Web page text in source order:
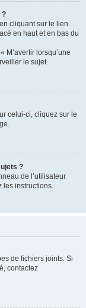
?
cliquant sur le lien
en haut et en bas du
M’avertir lorsqu’une
le sujet.
celui-ci, cliquez sur le
?
de l’utilisateur
les instructions.
de fichiers joints. Si
contactez